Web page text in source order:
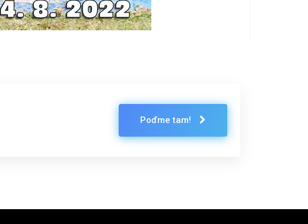
Poďme tam!